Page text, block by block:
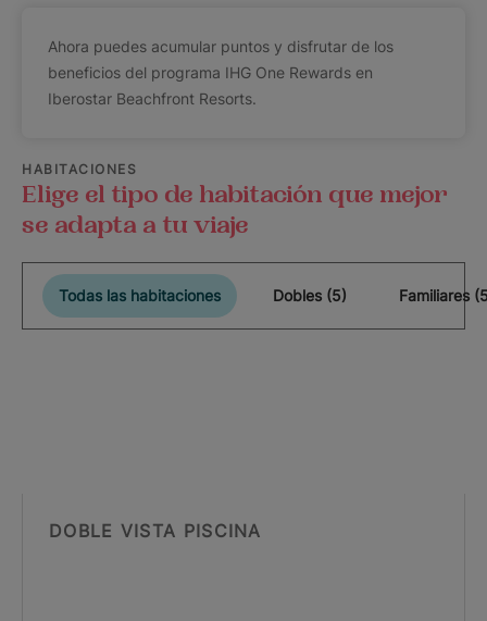
Ahora puedes acumular puntos y disfrutar de los
beneficios del programa IHG One Rewards en
Iberostar Beachfront Resorts.
HABITACIONES
Elige el tipo de habitación que mejor
se adapta a tu viaje
Todas las habitaciones Dobles (5) Familiares
DOBLE VISTA PISCINA